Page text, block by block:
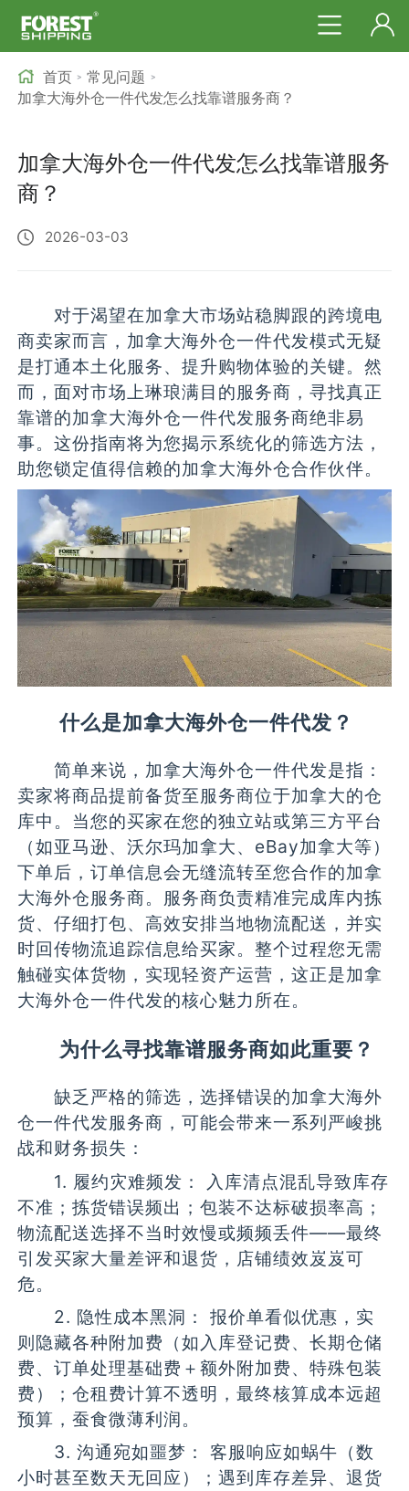
首页 > 常见问题 >
加拿大海外仓一件代发怎么找靠谱服务商？
加拿大海外仓一件代发怎么找靠谱服务
商？
2026-03-03
对于渴望在加拿大市场站稳脚跟的跨境电
商卖家而言，加拿大海外仓一件代发模式无疑
是打通本土化服务、提升购物体验的关键。然
而，面对市场上琳琅满目的服务商，寻找真正
靠谱的加拿大海外仓一件代发服务商绝非易
事。这份指南将为您揭示系统化的筛选方法，
助您锁定值得信赖的加拿大海外仓合作伙伴。
什么是加拿大海外仓一件代发？
简单来说，加拿大海外仓一件代发是指：
卖家将商品提前备货至服务商位于加拿大的仓
库中。当您的买家在您的独立站或第三方平台
（如亚马逊、沃尔玛加拿大、eBay加拿大等）
下单后，订单信息会无缝流转至您合作的加拿
大海外仓服务商。服务商负责精准完成库内拣
货、仔细打包、高效安排当地物流配送，并实
时回传物流追踪信息给买家。整个过程您无需
触碰实体货物，实现轻资产运营，这正是加拿
大海外仓一件代发的核心魅力所在。
为什么寻找靠谱服务商如此重要？
缺乏严格的筛选，选择错误的加拿大海外
仓一件代发服务商，可能会带来一系列严峻挑
战和财务损失：
1. 履约灾难频发： 入库清点混乱导致库存
不准；拣货错误频出；包装不达标破损率高；
物流配送选择不当时效慢或频频丢件——最终
引发买家大量差评和退货，店铺绩效岌岌可
危。
2. 隐性成本黑洞： 报价单看似优惠，实
则隐藏各种附加费（如入库登记费、长期仓储
费、订单处理基础费＋额外附加费、特殊包装
费）；仓租费计算不透明，最终核算成本远超
预算，蚕食微薄利润。
3. 沟通宛如噩梦： 客服响应如蜗牛（数
小时甚至数天无回应）；遇到库存差异、退货